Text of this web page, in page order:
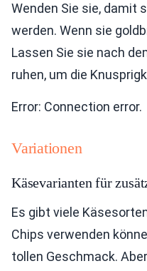
Wenden Sie sie, damit
werden. Wenn sie
Lassen Sie sie nach
ruhen, um die
Error: Connection error.
Variationen
Käsevarianten für
Es gibt viele
Chips verwenden
tollen Geschmack.